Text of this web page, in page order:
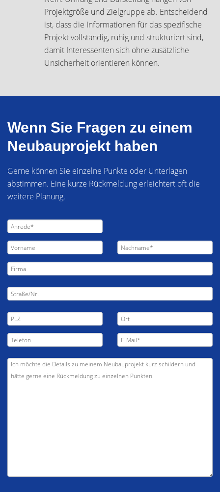
Projektgröße und Zielgruppe ab. Entscheidend
ist, dass die Informationen für das spezifische
Projekt vollständig, ruhig und strukturiert sind,
damit Interessenten sich ohne zusätzliche
Unsicherheit orientieren können.
Wenn Sie Fragen zu einem
Neubauprojekt haben
Gerne können Sie einzelne Punkte oder Unterlagen
abstimmen. Eine kurze Rückmeldung erleichtert oft die
weitere Planung.